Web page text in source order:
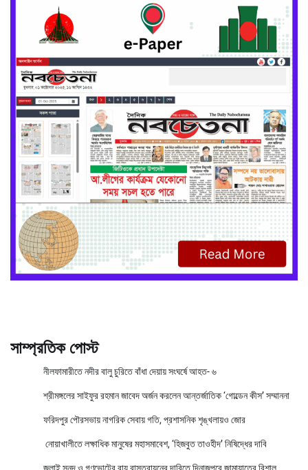
সাম্প্রতিক পোস্ট
নীলফামারীতে নদীর বালু চুরিতে বাঁধা দেয়ায় সংঘর্ষে আহত- ৬
শ্রীমঙ্গলের সাইফুর রহমান জাবেদ অর্জন করলেন আন্তর্জাতিক ‘গোল্ডেন কীস’ সম্মাননা
ফরিদপুর পৌরসভায় নাগরিক সেবায় গতি, প্রশাসনিক শৃঙ্খলায়ও জোর
নোয়াখালীতে লক্ষাধিক মানুষের মহাসমাবেশ, ‘হিজবুত তাওহীদ’ নিষিদ্ধের দাবি
জুলাই সনদ ও গণভোটের রায় বাস্তবায়নের দাবিতে দিনাজপুরে জামায়াতের বিশাল